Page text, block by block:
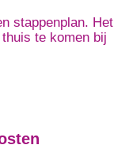
stappenplan. Het
te komen bij